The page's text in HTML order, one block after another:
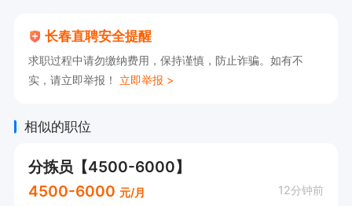
长春直聘安全提醒
求职过程中请勿缴纳费用，保持谨慎，防止诈骗。如有不
实，请立即举报！ 立即举报 >
相似的职位
分拣员【4500-6000】
4500-6000 元/月 12分钟前